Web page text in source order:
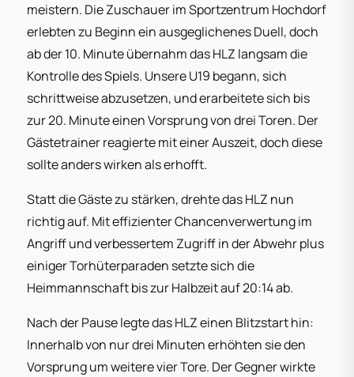
meistern. Die Zuschauer im Sportzentrum Hochdorf
erlebten zu Beginn ein ausgeglichenes Duell, doch
ab der 10. Minute übernahm das HLZ langsam die
Kontrolle des Spiels. Unsere U19 begann, sich
schrittweise abzusetzen, und erarbeitete sich bis
zur 20. Minute einen Vorsprung von drei Toren. Der
Gästetrainer reagierte mit einer Auszeit, doch diese
sollte anders wirken als erhofft.
Statt die Gäste zu stärken, drehte das HLZ nun
richtig auf. Mit effizienter Chancenverwertung im
Angriff und verbessertem Zugriff in der Abwehr plus
einiger Torhüterparaden setzte sich die
Heimmannschaft bis zur Halbzeit auf 20:14 ab.
Nach der Pause legte das HLZ einen Blitzstart hin:
Innerhalb von nur drei Minuten erhöhten sie den
Vorsprung um weitere vier Tore. Der Gegner wirkte